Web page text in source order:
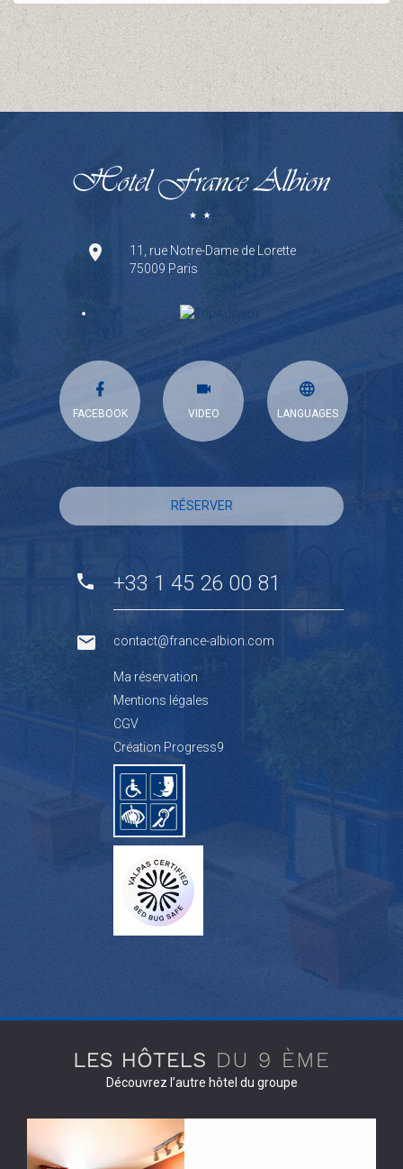
11, rue Notre-Dame de Lorette
75009 Paris
FACEBOOK VIDEO LANGUAGES
RÉSERVER
+33 1 45 26 00 81
contact@france-albion.com
Ma réservation
Mentions légales
CGV
Création Progress9
Découvrez l’autre hôtel du groupe